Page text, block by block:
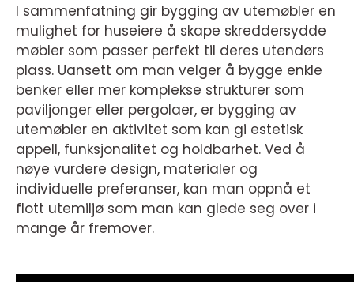
I sammenfatning gir bygging av utemøbler en
mulighet for huseiere å skape skreddersydde
møbler som passer perfekt til deres utendørs
plass. Uansett om man velger å bygge enkle
benker eller mer komplekse strukturer som
paviljonger eller pergolaer, er bygging av
utemøbler en aktivitet som kan gi estetisk
appell, funksjonalitet og holdbarhet. Ved å
nøye vurdere design, materialer og
individuelle preferanser, kan man oppnå et
flott utemiljø som man kan glede seg over i
mange år fremover.